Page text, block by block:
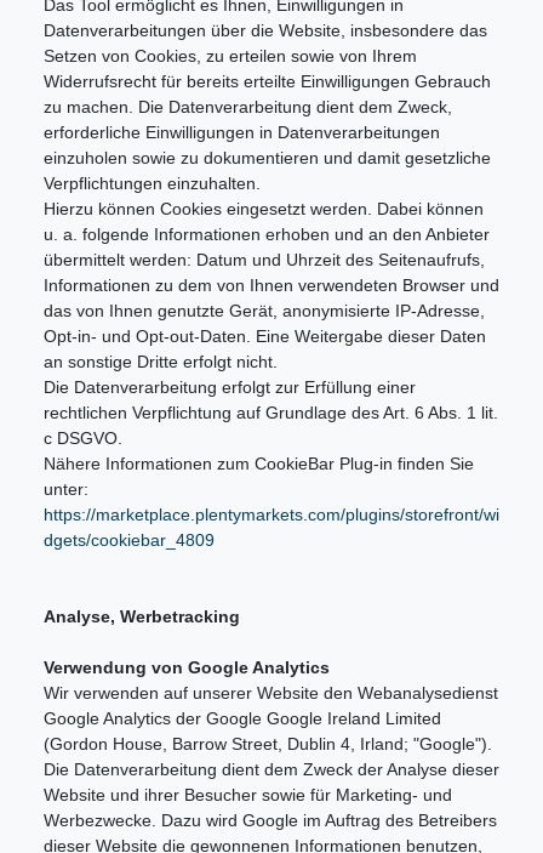
Das Tool ermöglicht es Ihnen, Einwilligungen in
Datenverarbeitungen über die Website, insbesondere das
Setzen von Cookies, zu erteilen sowie von Ihrem
Widerrufsrecht für bereits erteilte Einwilligungen Gebrauch
zu machen. Die Datenverarbeitung dient dem Zweck,
erforderliche Einwilligungen in Datenverarbeitungen
einzuholen sowie zu dokumentieren und damit gesetzliche
Verpflichtungen einzuhalten.
Hierzu können Cookies eingesetzt werden. Dabei können
u. a. folgende Informationen erhoben und an den Anbieter
übermittelt werden: Datum und Uhrzeit des Seitenaufrufs,
Informationen zu dem von Ihnen verwendeten Browser und
das von Ihnen genutzte Gerät, anonymisierte IP-Adresse,
Opt-in- und Opt-out-Daten. Eine Weitergabe dieser Daten
an sonstige Dritte erfolgt nicht.
Die Datenverarbeitung erfolgt zur Erfüllung einer
rechtlichen Verpflichtung auf Grundlage des Art. 6 Abs. 1 lit.
c DSGVO.
Nähere Informationen zum CookieBar Plug-in finden Sie
unter:
https://marketplace.plentymarkets.com/plugins/storefront/wi
dgets/cookiebar_4809
Analyse, Werbetracking
Verwendung von Google Analytics
Wir verwenden auf unserer Website den Webanalysedienst
Google Analytics der Google Google Ireland Limited
(Gordon House, Barrow Street, Dublin 4, Irland; "Google").
Die Datenverarbeitung dient dem Zweck der Analyse dieser
Website und ihrer Besucher sowie für Marketing- und
Werbezwecke. Dazu wird Google im Auftrag des Betreibers
dieser Website die gewonnenen Informationen benutzen,